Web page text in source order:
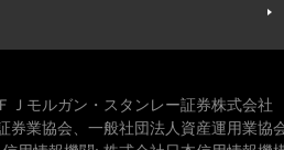
Ｊモルガン・スタンレー証券株式会
券業協会、一般社団法人資産運用業